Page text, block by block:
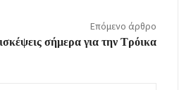
Επόμενο άρθρο
σήμερα για την Τρόικα